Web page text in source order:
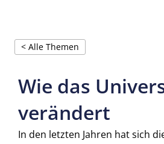
< Alle Themen
Wie das
verändert
In den letzten Jahren hat sich